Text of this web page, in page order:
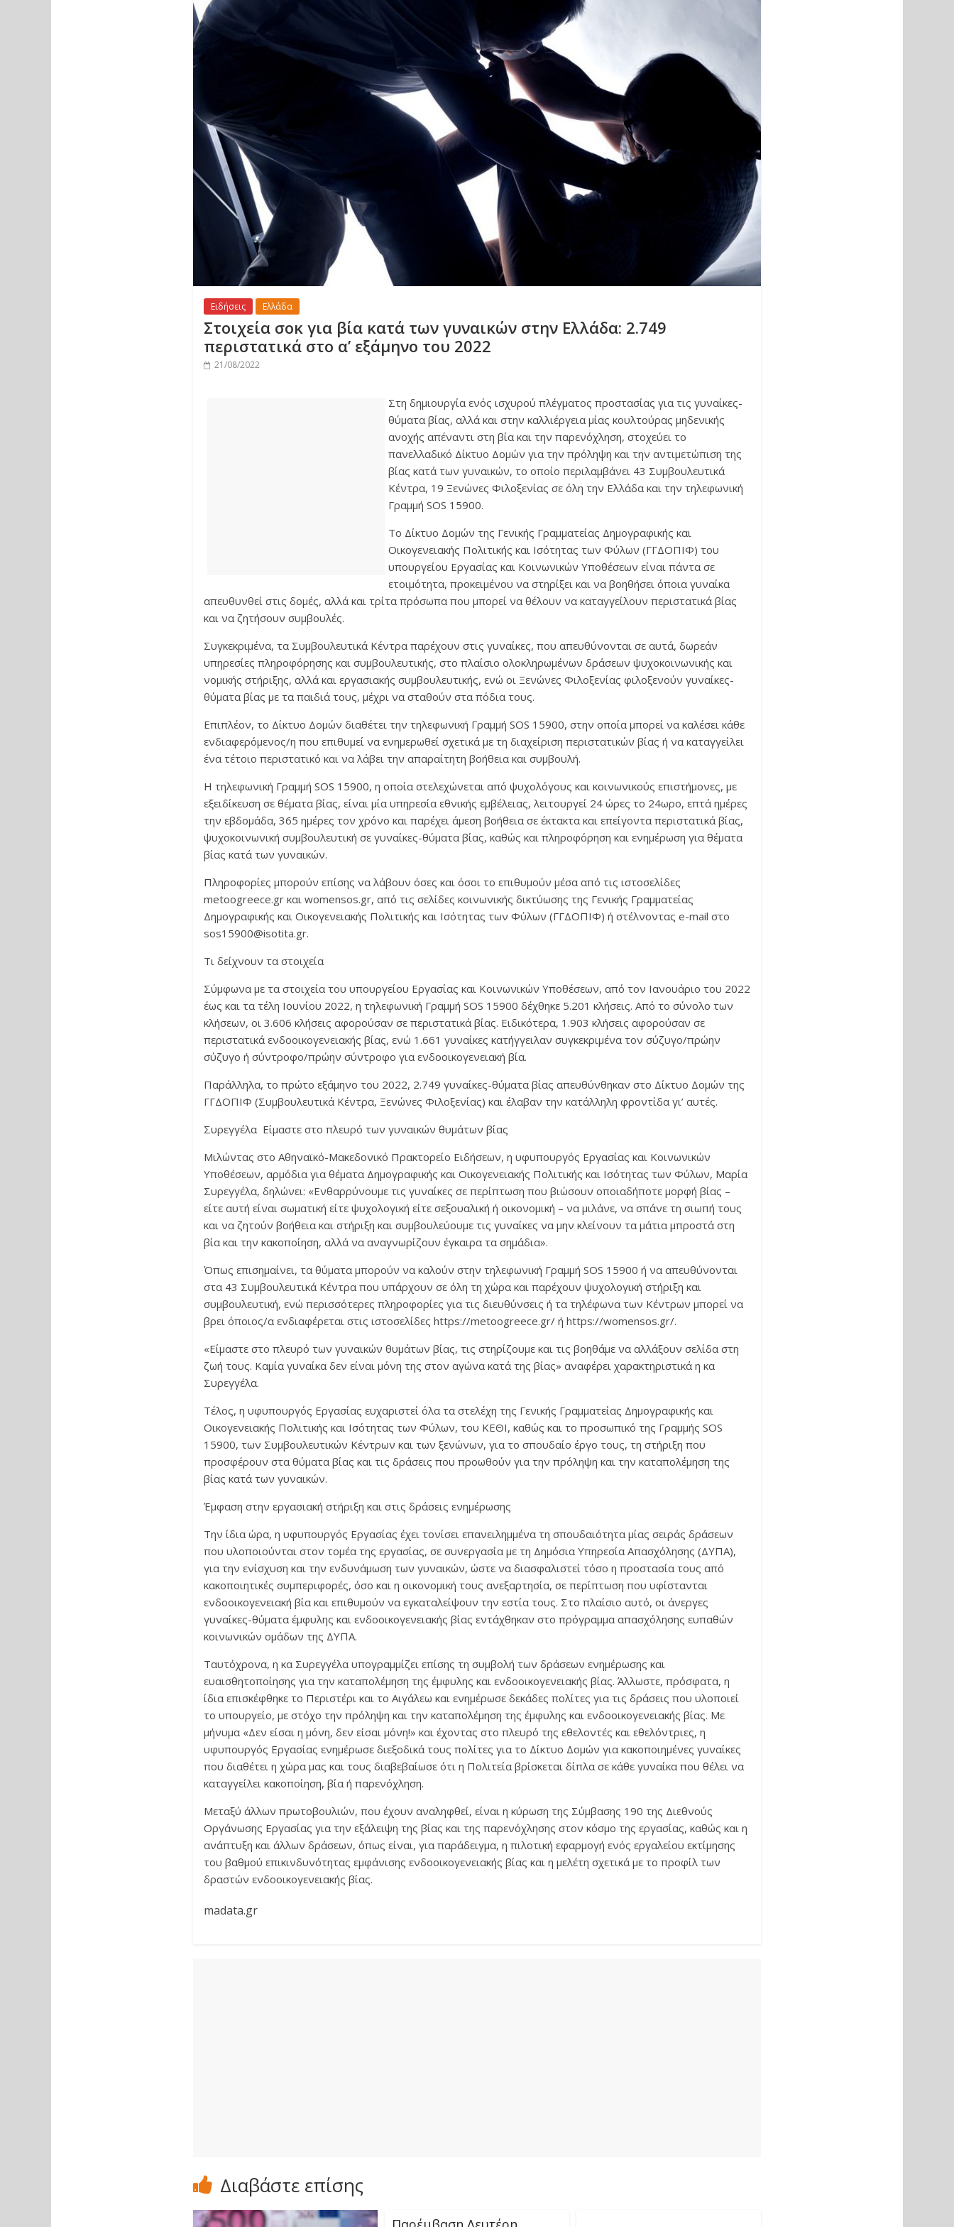
Ειδήσεις Ελλάδα
Στοιχεία σοκ για βία κατά των γυναικών στην Ελλάδα: 2.749
περιστατικά στο α’ εξάμηνο του 2022
21/08/2022
Στη δημιουργία ενός ισχυρού πλέγματος προστασίας για τις γυναίκες-
θύματα βίας, αλλά και στην καλλιέργεια μίας κουλτούρας μηδενικής
ανοχής απέναντι στη βία και την παρενόχληση, στοχεύει το
πανελλαδικό Δίκτυο Δομών για την πρόληψη και την αντιμετώπιση της
βίας κατά των γυναικών, το οποίο περιλαμβάνει 43 Συμβουλευτικά
Κέντρα, 19 Ξενώνες Φιλοξενίας σε όλη την Ελλάδα και την τηλεφωνική
Γραμμή SOS 15900.
Το Δίκτυο Δομών της Γενικής Γραμματείας Δημογραφικής και
Οικογενειακής Πολιτικής και Ισότητας των Φύλων (ΓΓΔΟΠΙΦ) του
υπουργείου Εργασίας και Κοινωνικών Υποθέσεων είναι πάντα σε
ετοιμότητα, προκειμένου να στηρίξει και να βοηθήσει όποια γυναίκα
απευθυνθεί στις δομές, αλλά και τρίτα πρόσωπα που μπορεί να θέλουν να καταγγείλουν περιστατικά βίας
και να ζητήσουν συμβουλές.
Συγκεκριμένα, τα Συμβουλευτικά Κέντρα παρέχουν στις γυναίκες, που απευθύνονται σε αυτά, δωρεάν
υπηρεσίες πληροφόρησης και συμβουλευτικής, στο πλαίσιο ολοκληρωμένων δράσεων ψυχοκοινωνικής και
νομικής στήριξης, αλλά και εργασιακής συμβουλευτικής, ενώ οι Ξενώνες Φιλοξενίας φιλοξενούν γυναίκες-
θύματα βίας με τα παιδιά τους, μέχρι να σταθούν στα πόδια τους.
Επιπλέον, το Δίκτυο Δομών διαθέτει την τηλεφωνική Γραμμή SOS 15900, στην οποία μπορεί να καλέσει κάθε
ενδιαφερόμενος/η που επιθυμεί να ενημερωθεί σχετικά με τη διαχείριση περιστατικών βίας ή να καταγγείλει
ένα τέτοιο περιστατικό και να λάβει την απαραίτητη βοήθεια και συμβουλή.
Η τηλεφωνική Γραμμή SOS 15900, η οποία στελεχώνεται από ψυχολόγους και κοινωνικούς επιστήμονες, με
εξειδίκευση σε θέματα βίας, είναι μία υπηρεσία εθνικής εμβέλειας, λειτουργεί 24 ώρες το 24ωρο, επτά ημέρες
την εβδομάδα, 365 ημέρες τον χρόνο και παρέχει άμεση βοήθεια σε έκτακτα και επείγοντα περιστατικά βίας,
ψυχοκοινωνική συμβουλευτική σε γυναίκες-θύματα βίας, καθώς και πληροφόρηση και ενημέρωση για θέματα
βίας κατά των γυναικών.
Πληροφορίες μπορούν επίσης να λάβουν όσες και όσοι το επιθυμούν μέσα από τις ιστοσελίδες
metoogreece.gr και womensos.gr, από τις σελίδες κοινωνικής δικτύωσης της Γενικής Γραμματείας
Δημογραφικής και Οικογενειακής Πολιτικής και Ισότητας των Φύλων (ΓΓΔΟΠΙΦ) ή στέλνοντας e-mail στο
sos15900@isotita.gr.
Τι δείχνουν τα στοιχεία
Σύμφωνα με τα στοιχεία του υπουργείου Εργασίας και Κοινωνικών Υποθέσεων, από τον Ιανουάριο του 2022
έως και τα τέλη Ιουνίου 2022, η τηλεφωνική Γραμμή SOS 15900 δέχθηκε 5.201 κλήσεις. Από το σύνολο των
κλήσεων, οι 3.606 κλήσεις αφορούσαν σε περιστατικά βίας. Ειδικότερα, 1.903 κλήσεις αφορούσαν σε
περιστατικά ενδοοικογενειακής βίας, ενώ 1.661 γυναίκες κατήγγειλαν συγκεκριμένα τον σύζυγο/πρώην
σύζυγο ή σύντροφο/πρώην σύντροφο για ενδοοικογενειακή βία.
Παράλληλα, το πρώτο εξάμηνο του 2022, 2.749 γυναίκες-θύματα βίας απευθύνθηκαν στο Δίκτυο Δομών της
ΓΓΔΟΠΙΦ (Συμβουλευτικά Κέντρα, Ξενώνες Φιλοξενίας) και έλαβαν την κατάλληλη φροντίδα γι’ αυτές.
Συρεγγέλα Είμαστε στο πλευρό των γυναικών θυμάτων βίας
Μιλώντας στο Αθηναϊκό-Μακεδονικό Πρακτορείο Ειδήσεων, η υφυπουργός Εργασίας και Κοινωνικών
Υποθέσεων, αρμόδια για θέματα Δημογραφικής και Οικογενειακής Πολιτικής και Ισότητας των Φύλων, Μαρία
Συρεγγέλα, δηλώνει: «Ενθαρρύνουμε τις γυναίκες σε περίπτωση που βιώσουν οποιαδήποτε μορφή βίας –
είτε αυτή είναι σωματική είτε ψυχολογική είτε σεξουαλική ή οικονομική – να μιλάνε, να σπάνε τη σιωπή τους
και να ζητούν βοήθεια και στήριξη και συμβουλεύουμε τις γυναίκες να μην κλείνουν τα μάτια μπροστά στη
βία και την κακοποίηση, αλλά να αναγνωρίζουν έγκαιρα τα σημάδια».
Όπως επισημαίνει, τα θύματα μπορούν να καλούν στην τηλεφωνική Γραμμή SOS 15900 ή να απευθύνονται
στα 43 Συμβουλευτικά Κέντρα που υπάρχουν σε όλη τη χώρα και παρέχουν ψυχολογική στήριξη και
συμβουλευτική, ενώ περισσότερες πληροφορίες για τις διευθύνσεις ή τα τηλέφωνα των Κέντρων μπορεί να
βρει όποιος/α ενδιαφέρεται στις ιστοσελίδες https://metoogreece.gr/ ή https://womensos.gr/.
«Είμαστε στο πλευρό των γυναικών θυμάτων βίας, τις στηρίζουμε και τις βοηθάμε να αλλάξουν σελίδα στη
ζωή τους. Καμία γυναίκα δεν είναι μόνη της στον αγώνα κατά της βίας» αναφέρει χαρακτηριστικά η κα
Συρεγγέλα.
Τέλος, η υφυπουργός Εργασίας ευχαριστεί όλα τα στελέχη της Γενικής Γραμματείας Δημογραφικής και
Οικογενειακής Πολιτικής και Ισότητας των Φύλων, του ΚΕΘΙ, καθώς και το προσωπικό της Γραμμής SOS
15900, των Συμβουλευτικών Κέντρων και των ξενώνων, για το σπουδαίο έργο τους, τη στήριξη που
προσφέρουν στα θύματα βίας και τις δράσεις που προωθούν για την πρόληψη και την καταπολέμηση της
βίας κατά των γυναικών.
Έμφαση στην εργασιακή στήριξη και στις δράσεις ενημέρωσης
Την ίδια ώρα, η υφυπουργός Εργασίας έχει τονίσει επανειλημμένα τη σπουδαιότητα μίας σειράς δράσεων
που υλοποιούνται στον τομέα της εργασίας, σε συνεργασία με τη Δημόσια Υπηρεσία Απασχόλησης (ΔΥΠΑ),
για την ενίσχυση και την ενδυνάμωση των γυναικών, ώστε να διασφαλιστεί τόσο η προστασία τους από
κακοποιητικές συμπεριφορές, όσο και η οικονομική τους ανεξαρτησία, σε περίπτωση που υφίστανται
ενδοοικογενειακή βία και επιθυμούν να εγκαταλείψουν την εστία τους. Στο πλαίσιο αυτό, οι άνεργες
γυναίκες-θύματα έμφυλης και ενδοοικογενειακής βίας εντάχθηκαν στο πρόγραμμα απασχόλησης ευπαθών
κοινωνικών ομάδων της ΔΥΠΑ.
Ταυτόχρονα, η κα Συρεγγέλα υπογραμμίζει επίσης τη συμβολή των δράσεων ενημέρωσης και
ευαισθητοποίησης για την καταπολέμηση της έμφυλης και ενδοοικογενειακής βίας. Άλλωστε, πρόσφατα, η
ίδια επισκέφθηκε το Περιστέρι και το Αιγάλεω και ενημέρωσε δεκάδες πολίτες για τις δράσεις που υλοποιεί
το υπουργείο, με στόχο την πρόληψη και την καταπολέμηση της έμφυλης και ενδοοικογενειακής βίας. Με
μήνυμα «Δεν είσαι η μόνη, δεν είσαι μόνη!» και έχοντας στο πλευρό της εθελοντές και εθελόντριες, η
υφυπουργός Εργασίας ενημέρωσε διεξοδικά τους πολίτες για το Δίκτυο Δομών για κακοποιημένες γυναίκες
που διαθέτει η χώρα μας και τους διαβεβαίωσε ότι η Πολιτεία βρίσκεται δίπλα σε κάθε γυναίκα που θέλει να
καταγγείλει κακοποίηση, βία ή παρενόχληση.
Μεταξύ άλλων πρωτοβουλιών, που έχουν αναληφθεί, είναι η κύρωση της Σύμβασης 190 της Διεθνούς
Οργάνωσης Εργασίας για την εξάλειψη της βίας και της παρενόχλησης στον κόσμο της εργασίας, καθώς και η
ανάπτυξη και άλλων δράσεων, όπως είναι, για παράδειγμα, η πιλοτική εφαρμογή ενός εργαλείου εκτίμησης
του βαθμού επικινδυνότητας εμφάνισης ενδοοικογενειακής βίας και η μελέτη σχετικά με το προφίλ των
δραστών ενδοοικογενειακής βίας.
madata.gr
Διαβάστε επίσης